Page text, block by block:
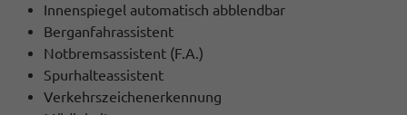
Innenspiegel automatisch abblendbar
Berganfahrassistent
Notbremsassistent (F.A.)
Spurhalteassistent
Verkehrszeichenerkennung